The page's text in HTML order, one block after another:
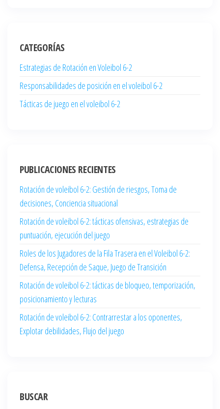
CATEGORÍAS
Estrategias de Rotación en Voleibol 6-2
Responsabilidades de posición en el voleibol 6-2
Tácticas de juego en el voleibol 6-2
PUBLICACIONES RECIENTES
Rotación de voleibol 6-2: Gestión de riesgos, Toma de
decisiones, Conciencia situacional
Rotación de voleibol 6-2: tácticas ofensivas, estrategias de
puntuación, ejecución del juego
Roles de los Jugadores de la Fila Trasera en el Voleibol 6-2:
Defensa, Recepción de Saque, Juego de Transición
Rotación de voleibol 6-2: tácticas de bloqueo, temporización,
posicionamiento y lecturas
Rotación de voleibol 6-2: Contrarrestar a los oponentes,
Explotar debilidades, Flujo del juego
BUSCAR